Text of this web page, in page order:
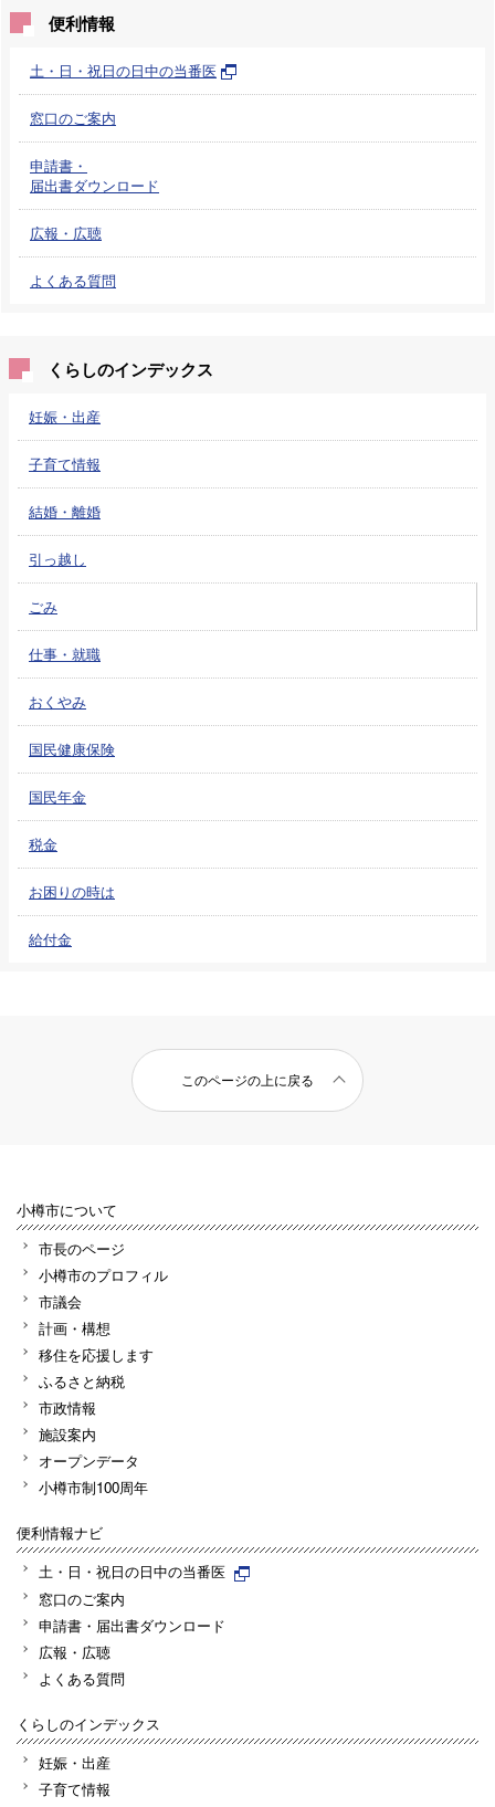
便利情報
土・日・祝日の日中の当番医
窓口のご案内
申請書・
届出書ダウンロード
広報・広聴
よくある質問
くらしのインデックス
妊娠・出産
子育て情報
結婚・離婚
引っ越し
ごみ
仕事・就職
おくやみ
国民健康保険
国民年金
税金
お困りの時は
給付金
このページの上に戻る
小樽市について
市長のページ
小樽市のプロフィル
市議会
計画・構想
移住を応援します
ふるさと納税
市政情報
施設案内
オープンデータ
小樽市制100周年
便利情報ナビ
土・日・祝日の日中の当番医
窓口のご案内
申請書・届出書ダウンロード
広報・広聴
よくある質問
くらしのインデックス
妊娠・出産
子育て情報